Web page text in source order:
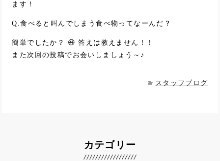
ます！
Q.食べると叫んでしまう食べ物ってなーんだ？
簡単でしたか？ 😆 答えは教えません！！
また次回の投稿でお会いしましょう～♪
スタッフブログ
カテゴリー